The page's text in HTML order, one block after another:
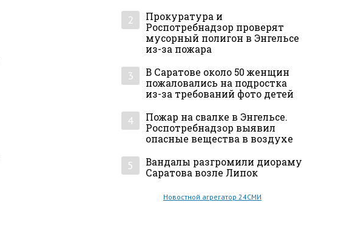
2
Прокуратура и
Роспотребнадзор проверят
мусорный полигон в Энгельсе
из-за пожара
3
В Саратове около 50 женщин
пожаловались на подростка
из-за требований фото детей
4
Пожар на свалке в Энгельсе.
Роспотребнадзор выявил
опасные вещества в воздухе
5
Вандалы разгромили диораму
Саратова возле Липок
Новостной агрегатор 24СМИ